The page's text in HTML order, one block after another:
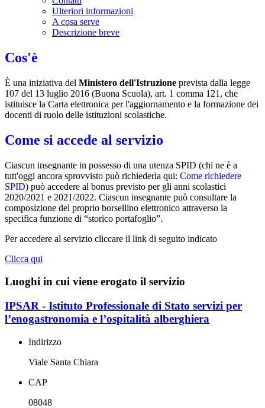
Ulteriori informazioni
A cosa serve
Descrizione breve
Cos'è
È una iniziativa del Ministero dell'Istruzione prevista dalla legge
107 del 13 luglio 2016 (Buona Scuola), art. 1 comma 121, che
istituisce la Carta elettronica per l'aggiornamento e la formazione dei
docenti di ruolo delle istituzioni scolastiche.
Come si accede al servizio
Ciascun insegnante in possesso di una utenza SPID (chi ne è a
tutt'oggi ancora sprovvisto può richiederla qui: Come richiedere
SPID) può accedere al bonus previsto per gli anni scolastici
2020/2021 e 2021/2022. Ciascun insegnante può consultare la
composizione del proprio borsellino elettronico attraverso la
specifica funzione di “storico portafoglio”.
Per accedere al servizio cliccare il link di seguito indicato
Clicca qui
Luoghi in cui viene erogato il servizio
IPSAR - Istituto Professionale di Stato servizi per
l’enogastronomia e l’ospitalità alberghiera
Indirizzo
Viale Santa Chiara
CAP
08048